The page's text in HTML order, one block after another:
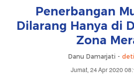
Penerbangan
Dilarang Hanya di
Zona
Danu Damarjati -
Jumat, 24 Apr 2020